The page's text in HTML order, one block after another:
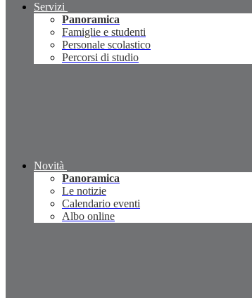
Servizi
Panoramica
Famiglie e studenti
Personale scolastico
Percorsi di studio
Novità
Panoramica
Le notizie
Calendario eventi
Albo online